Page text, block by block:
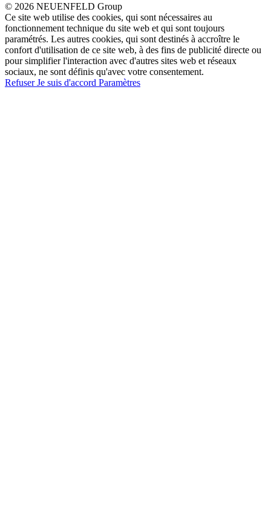
© 2026 NEUENFELD Group
Ce site web utilise des cookies, qui sont nécessaires au
fonctionnement technique du site web et qui sont toujours
paramétrés. Les autres cookies, qui sont destinés à accroître le
confort d'utilisation de ce site web, à des fins de publicité directe ou
pour simplifier l'interaction avec d'autres sites web et réseaux
sociaux, ne sont définis qu'avec votre consentement.
RefuserJe suis d'accord Paramètres